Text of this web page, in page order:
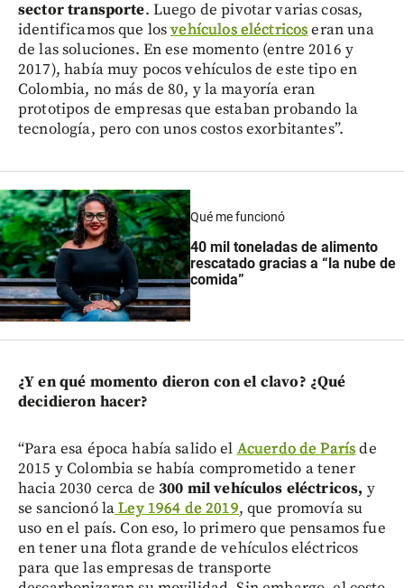
sector transporte. Luego de pivotar varias cosas,
identificamos que losvehículos eléctricoseran una
de las soluciones. En ese momento (entre 2016 y
2017), había muy pocos vehículos de este tipo en
Colombia, no más de 80, y la mayoría eran
prototipos de empresas que estaban probando la
tecnología, pero con unos costos exorbitantes”.
Qué me funcionó
40 mil toneladas de alimento
rescatado gracias a “la nube de
comida”
¿Y en qué momento dieron con el clavo? ¿Qué
decidieron hacer?
“Para esa época había salido el Acuerdo de Parísde
2015 y Colombia se había comprometido a tener
hacia 2030 cerca de 300 mil vehículos eléctricos, y
se sancionó laLey 1964 de 2019, que promovía su
uso en el país. Con eso, lo primero que pensamos fue
en tener una flota grande de vehículos eléctricos
para que las empresas de transporte